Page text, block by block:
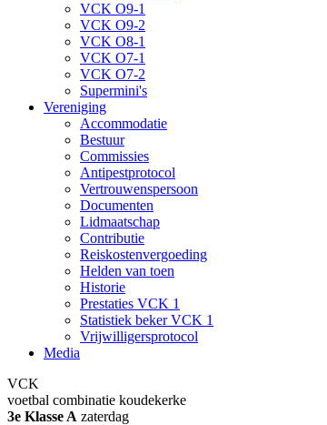
VCK O9-1
VCK O9-2
VCK O8-1
VCK O7-1
VCK O7-2
Supermini's
Vereniging
Accommodatie
Bestuur
Commissies
Antipestprotocol
Vertrouwenspersoon
Documenten
Lidmaatschap
Contributie
Reiskostenvergoeding
Helden van toen
Historie
Prestaties VCK 1
Statistiek beker VCK 1
Vrijwilligersprotocol
Media
VCK
voetbal combinatie koudekerke
3e Klasse A zaterdag